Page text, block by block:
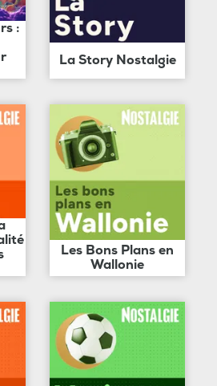
:
La Story Nostalgie
Les Bons Plans en
Wallonie